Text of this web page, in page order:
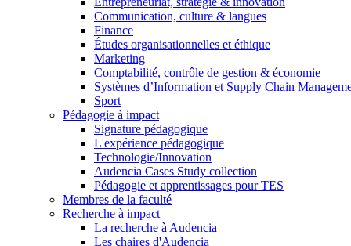
Communication, culture & langues
Finance
Études organisationnelles et éthique
Marketing
Comptabilité, contrôle de gestion & économie
Systèmes d’Information et Supply Chain
Sport
Pédagogie à impact
Signature pédagogique
L'expérience pédagogique
Technologie/Innovation
Audencia Cases Study collection
Pédagogie et apprentissages pour TES
Membres de la faculté
Recherche à impact
La recherche à Audencia
Les chaires d'Audencia